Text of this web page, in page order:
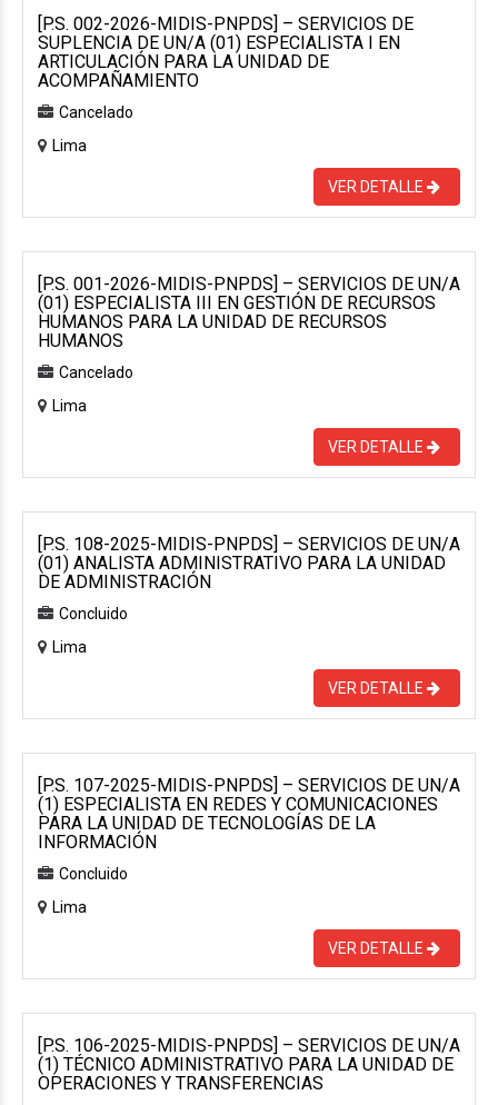
[P.S. 002-2026-MIDIS-PNPDS] – SERVICIOS DE
SUPLENCIA DE UN/A (01) ESPECIALISTA I EN
ARTICULACIÓN PARA LA UNIDAD DE
ACOMPAÑAMIENTO
Cancelado
Lima
VER DETALLE
[P.S. 001-2026-MIDIS-PNPDS] – SERVICIOS DE UN/A
(01) ESPECIALISTA III EN GESTIÓN DE RECURSOS
HUMANOS PARA LA UNIDAD DE RECURSOS
HUMANOS
Cancelado
Lima
VER DETALLE
[P.S. 108-2025-MIDIS-PNPDS] – SERVICIOS DE UN/A
(01) ANALISTA ADMINISTRATIVO PARA LA UNIDAD
DE ADMINISTRACIÓN
Concluido
Lima
VER DETALLE
[P.S. 107-2025-MIDIS-PNPDS] – SERVICIOS DE UN/A
(1) ESPECIALISTA EN REDES Y COMUNICACIONES
PARA LA UNIDAD DE TECNOLOGÍAS DE LA
INFORMACIÓN
Concluido
Lima
VER DETALLE
[P.S. 106-2025-MIDIS-PNPDS] – SERVICIOS DE UN/A
(1) TÉCNICO ADMINISTRATIVO PARA LA UNIDAD DE
OPERACIONES Y TRANSFERENCIAS